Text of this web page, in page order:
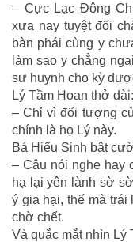
– Cực Lạc Đông
xưa nay tuyệt đối
bàn phái cùng y
làm sao y chẳng
sư huynh cho kỳ
Lý Tầm Hoan thở dài:
– Chỉ vì đối tượng
chính là họ Lý này.
Bá Hiểu Sinh bật
– Câu nói nghe hay
hạ lại yên lành sờ
ý gia hại, thế mà trái
chờ chết.
Và quắc mắt nhìn Lý